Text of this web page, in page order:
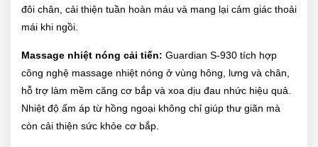
đôi chân, cải thiện tuần hoàn máu và mang lại cảm giác thoải
mái khi ngồi.
Massage nhiệt nóng cải tiến: Guardian S-930 tích hợp
công nghệ massage nhiệt nóng ở vùng hông, lưng và chân,
hỗ trợ làm mềm căng cơ bắp và xoa dịu đau nhức hiệu quả.
Nhiệt độ ấm áp từ hồng ngoại không chỉ giúp thư giãn mà
còn cải thiện sức khỏe cơ bắp.